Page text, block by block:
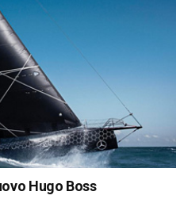
Hugo Boss